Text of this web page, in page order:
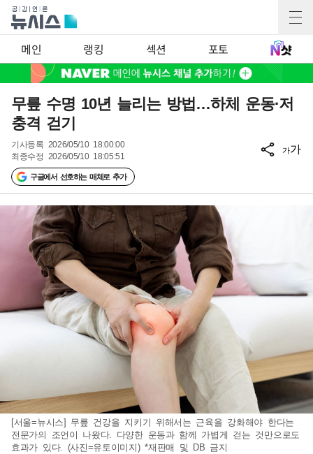
메인 랭킹 섹션 포토
무릎 수명 10년 늘리는 방법…하체 운동·저
충격 걷기
기사등록 2026/05/10 18:00:00
최종수정 2026/05/10 18:05:51
구글에서 선호하는 매체로 추가
가가
[서울=뉴시스] 무릎 건강을 지키기 위해서는 근육을 강화해야 한다는
전문가의 조언이 나왔다. 다양한 운동과 함께 가볍게 걷는 것만으로도
효과가 있다. (사진=유토이미지) *재판매 및 DB 금지